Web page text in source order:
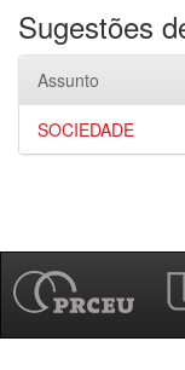
Sugestões
Assunto
SOCIEDADE